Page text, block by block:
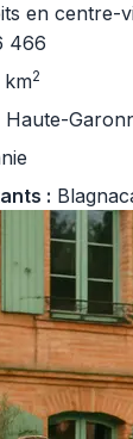
en centre-
466
km2
Haute-
: